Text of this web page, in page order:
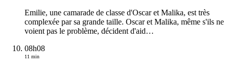
Emilie, une camarade de classe d'Oscar et Malika, est très
complexée par sa grande taille. Oscar et Malika, même s'ils ne
voient pas le problème, décident d'aid…
08h08
11 min